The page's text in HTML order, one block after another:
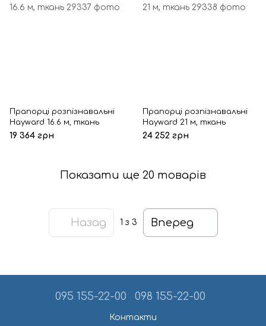
Прапорці розпізнавальні
Hayward 16.6 м, ткань
19 364 грн
Прапорці розпізнавальні
Hayward 21 м, ткань
24 252 грн
Показати ще 20 товарів
Назад 1 з 3 Вперед
095 155-22-00 098 155-22-00
Контакти